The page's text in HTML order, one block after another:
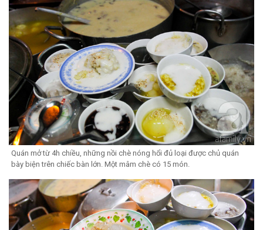
Quán mở từ 4h chiều, những nồi chè nóng hổi đủ loại được chủ quán
bày biện trên chiếc bàn lớn. Một mâm chè có 15 món.